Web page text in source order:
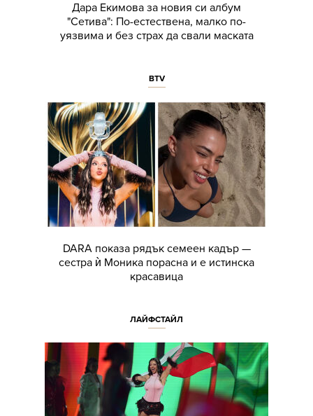
Дара Екимова за новия си албум
"Сетива": По-естествена, малко по-
уязвима и без страх да свали маската
BTV
DARA показа рядък семеен кадър —
сестра ѝ Моника порасна и е истинска
красавица
ЛАЙФСТАЙЛ